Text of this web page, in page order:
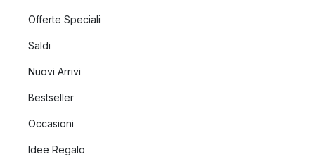
Offerte Speciali
Saldi
Nuovi Arrivi
Bestseller
Occasioni
Idee Regalo